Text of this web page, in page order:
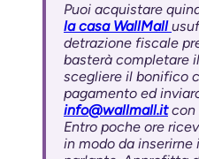
Puoi acquistare
la casa WallMall
detrazione fiscale
basterà completare
scegliere il bonifico
pagamento ed
info@wallmall.itcon
Entro poche ore
in modo da